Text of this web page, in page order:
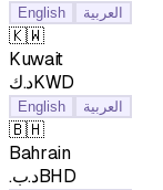
English العربية
🇰🇼
Kuwait
د.كKWD
English العربية
🇧🇭
Bahrain
.د.بBHD